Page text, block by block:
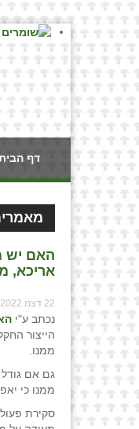
דף
האם יש
אריכא,
22 דצמ 2022
נכתב ע"י
הייצור
ממנו.
גם אם
ממנו כי
סקירת